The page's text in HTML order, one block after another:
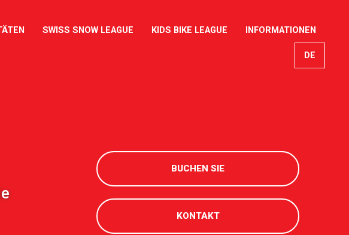
SWISS SNOW LEAGUE KIDS BIKE LEAGUE INFORMATIONEN
DE
BUCHEN SIE
KONTAKT